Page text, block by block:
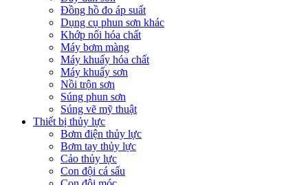
Đồng hồ đo áp suất
Dụng cụ phun sơn khác
Khớp nối hóa chất
Máy bơm màng
Máy khuấy hóa chất
Máy khuấy sơn
Nồi trộn sơn
Súng phun sơn
Súng vẽ mỹ thuật
Thiết bị thủy lực
Bơm điện thủy lực
Bơm tay thủy lực
Cảo thủy lực
Con đội cá sấu